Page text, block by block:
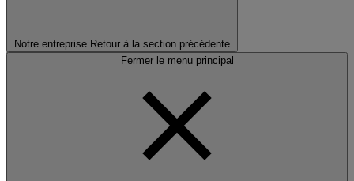
Notre entreprise Retour à la section précédente
Fermer le menu principal